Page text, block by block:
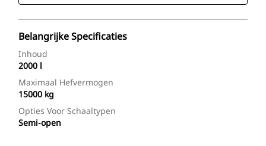
Belangrijke Specificaties
Inhoud
2000 l
Maximaal Hefvermogen
15000 kg
Opties Voor Schaaltypen
Semi-open